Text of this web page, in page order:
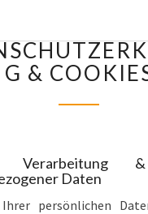
&
COOKIES
G &
Verarbeitung
Daten
persönlichen